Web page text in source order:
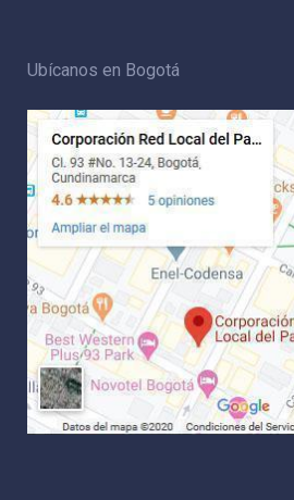
Ubícanos en Bogotá